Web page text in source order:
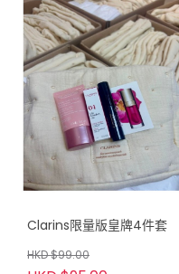
Clarins限量版皇牌4件套
HKD $99.00